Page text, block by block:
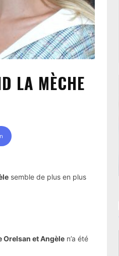
LA MÈCHE
semble de plus en plus
Orelsan et Angèle n’a été